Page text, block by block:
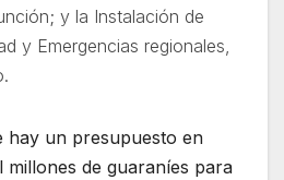
y la Instalación de
y Emergencias regionales,
hay un presupuesto en
millones de guaraníes para